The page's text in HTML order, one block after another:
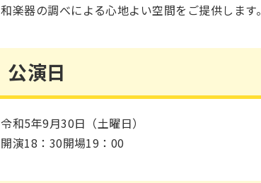
和楽器の調べによる心地よい空間をご提供します。
公演日
令和5年9月30日（土曜日）
開演18：30開場19：00